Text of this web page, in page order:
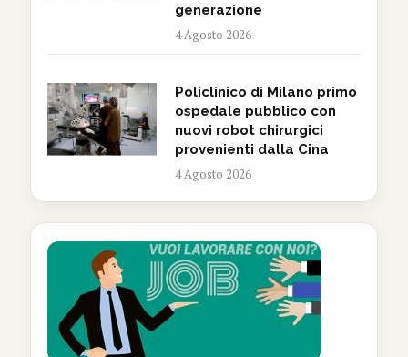
generazione
4 Agosto 2026
Policlinico di Milano primo
ospedale pubblico con
nuovi robot chirurgici
provenienti dalla Cina
4 Agosto 2026